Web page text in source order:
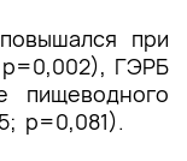
при
ГЭРБ
р=0,081).